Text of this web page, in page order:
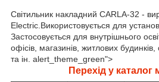
Світильник накладний CARLA-32 -
Electric.Використовується для
Застосовується для внутрішнього
офісів, магазинів, житлових
та ін. alert_theme_green">
Перехід у каталог